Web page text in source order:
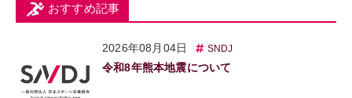
おすすめ記事
2026年08月04日 SNDJ
令和8年熊本地震について